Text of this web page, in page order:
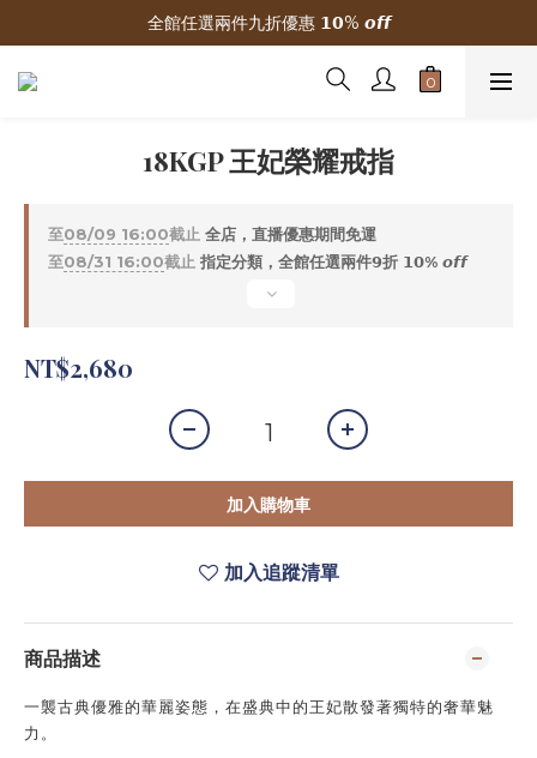
🌟 新加入會員贈300元購物金
全館任選兩件九折優惠 𝟭𝟬% 𝙤𝙛𝙛
🌟 新加入會員贈300元購物金
18KGP 王妃榮耀戒指
至08/09 16:00截止 全店，直播優惠期間免運
至08/31 16:00截止 指定分類，全館任選兩件𝟵折 𝟭𝟬% 𝙤𝙛𝙛
NT$2,680
加入購物車
加入追蹤清單
商品描述
一襲古典優雅的華麗姿態，在盛典中的王妃散發著獨特的奢華魅
力。